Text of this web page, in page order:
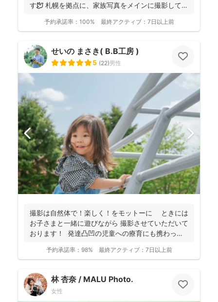
す🕊️ 札幌を拠点に、家族写真をメインに撮影してお
予約承諾率： 100% 最終アクティブ： 7日以上前
せいの まさき( B.B工房 )
5 (22)男性
撮影は自然体で！楽しく！をモットーに ときには
お子さまと一緒に遊びながら 撮影させていただいて
おります！ 発達凸凹の児童への療育にも携わって
予約承諾率： 98% 最終アクティブ： 7日以上前
林 杏奈 / MALU Photo.
女性